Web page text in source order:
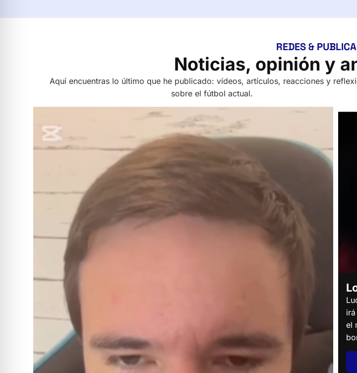
REDES &
Noticias, opinión y
Aquí encuentras lo último que he publicado: vídeos, artículos, reacciones y
sobre el fútbol actual.
el